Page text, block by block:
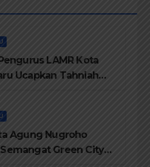
LAMR Kota
Ucapkan Tahniah
Agung Nugroho
Green City